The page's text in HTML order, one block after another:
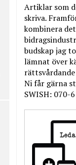
Artiklar som
skriva.
kombinera
budskap jag
lämnat över
Ni får gärna
SWISH: 070-